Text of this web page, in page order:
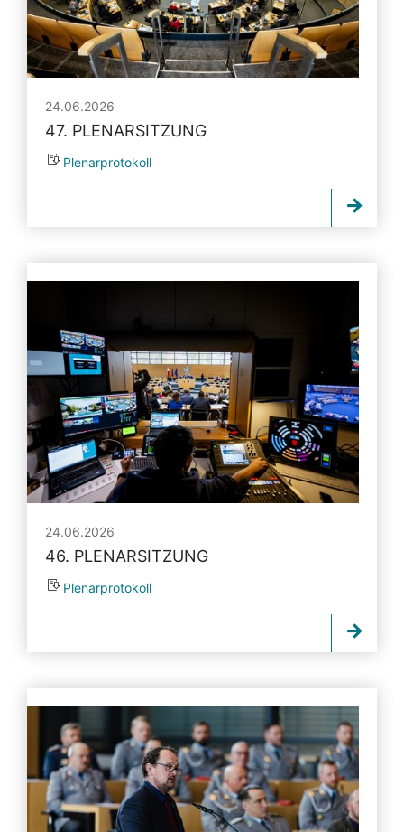
24.06.2026
47. PLENARSITZUNG
Plenarprotokoll
24.06.2026
46. PLENARSITZUNG
Plenarprotokoll